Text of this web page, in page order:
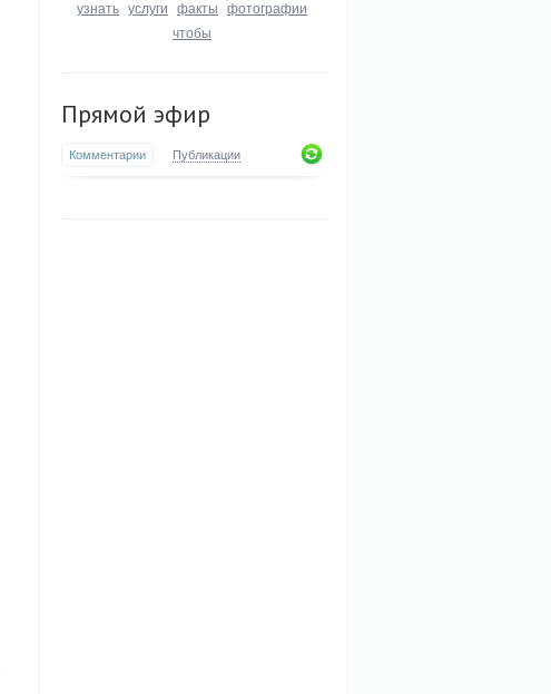
узнать услуги факты фотографии
чтобы
Прямой эфир
Комментарии Публикации